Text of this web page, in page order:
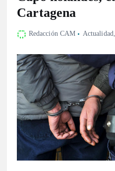
Cartagena
Redacción CAM Actualidad